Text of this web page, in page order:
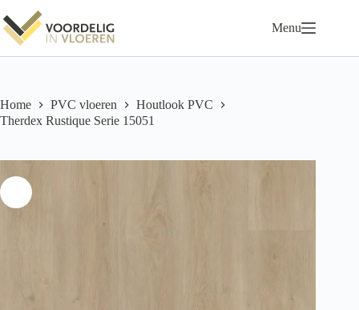
naar
de
inhoud
Menu
Home PVC vloeren
Houtlook PVC
Therdex Rustique Serie 15051